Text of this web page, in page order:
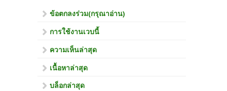
ข้อตกลงร่วม(กรุณาอ่าน)
การใช้งานเวบนี้
ความเห็นล่าสุด
เนื้อหาล่าสุด
บล็อกล่าสุด